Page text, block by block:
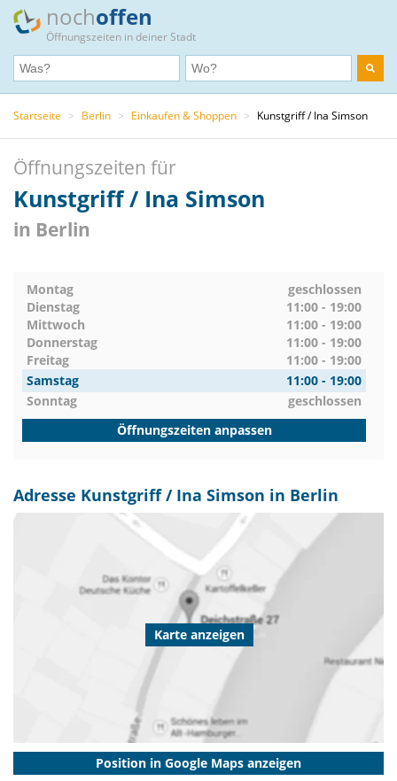
nochoffen
Öffnungszeiten in deiner Stadt
Startseite > Berlin > Einkaufen & Shoppen > Kunstgriff / Ina Simson
Öffnungszeiten für
Kunstgriff / Ina Simson
in Berlin
Montag
geschlossen
Dienstag
11:00 - 19:00
Mittwoch
11:00 - 19:00
Donnerstag
11:00 - 19:00
Freitag
11:00 - 19:00
Samstag
11:00 - 19:00
Sonntag
geschlossen
Öffnungszeiten anpassen
Adresse Kunstgriff / Ina Simson in Berlin
Karte anzeigen
Position in Google Maps anzeigen